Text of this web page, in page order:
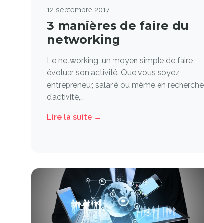
12 septembre 2017
3 manières de faire du
networking
Le networking, un moyen simple de faire
évoluer son activité. Que vous soyez
entrepreneur, salarié ou même en recherche
d’activité,…
Lire la suite →